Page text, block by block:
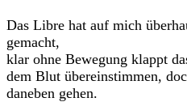
Das Libre hat auf mich
gemacht,
klar ohne Bewegung klappt
dem Blut übereinstimmen,
daneben gehen.